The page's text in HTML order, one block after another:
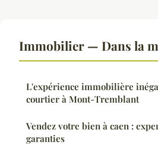
Immobilier — Dans la
L'expérience immobilière
courtier à Mont-Tremblant
Vendez votre bien à caen :
garanties